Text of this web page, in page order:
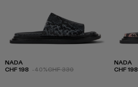
NADA
CHF 198 -40%CHF 330
NADA
CHF 198